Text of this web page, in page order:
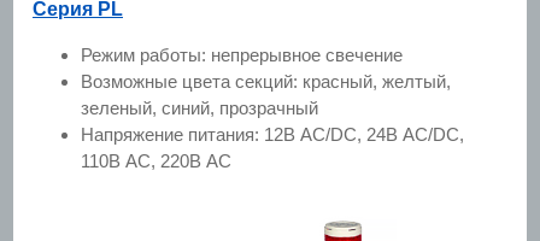
Серия PL
Режим работы: непрерывное свечение
Возможные цвета секций: красный, желтый,
зеленый, синий, прозрачный
Напряжение питания: 12В AC/DC, 24В AC/DC,
110В AC, 220В AC